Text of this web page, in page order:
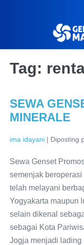
Tag:
SEWA
MINERALE
ima idayani | Diposting
Sewa Genset
semenjak
telah melayani
Yogyakarta maupun
selain dikenal
sebagai Kota
Jogja menjadi lading